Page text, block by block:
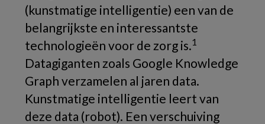
(kunstmatige intelligentie) een van de
belangrijkste en interessantste
technologieën voor de zorg is.1
Datagiganten zoals Google Knowledge
Graph verzamelen al jaren data.
Kunstmatige intelligentie leert van
deze data (robot). Een verschuiving